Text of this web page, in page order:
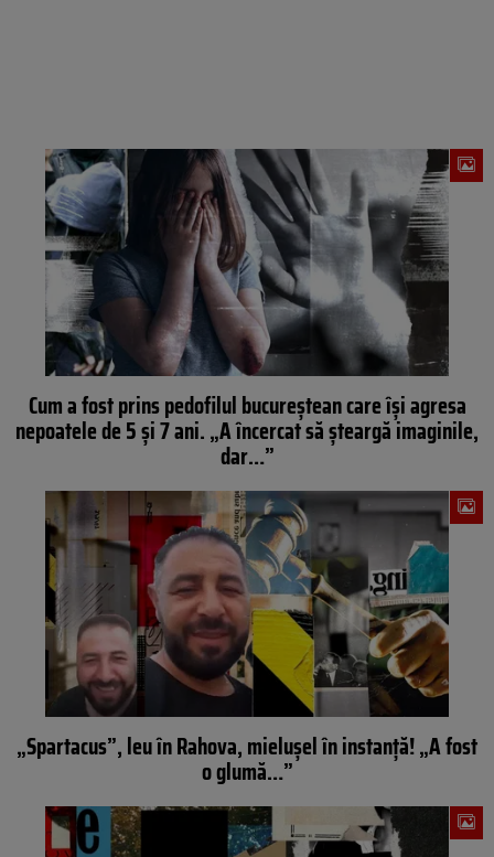
Cum a fost prins pedofilul bucureștean care își agresa
nepoatele de 5 și 7 ani. „A încercat să șteargă imaginile,
dar…”
„Spartacus”, leu în Rahova, mielușel în instanță! „A fost
o glumă…”